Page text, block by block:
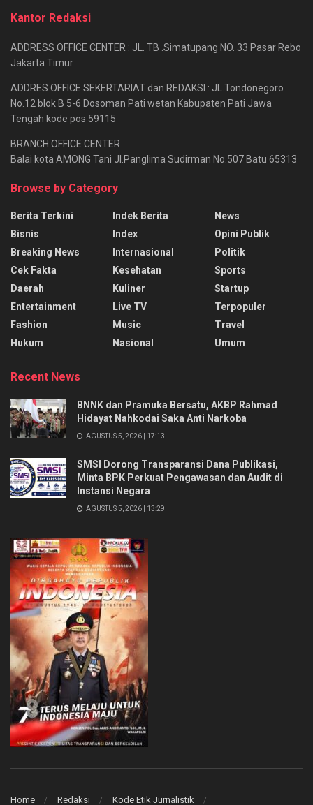
Kantor Redaksi
ADDRESS OFFICE CENTER : JL. TB .Simatupang NO. 33 Pasar Rebo
Jakarta Timur
ADDRES OFFICE SEKERTARIAT dan REDAKSI : JL.Tondonegoro
No.12 blok B 5-6 Dosoman Pati wetan Kabupaten Pati Jawa
Tengah kode pos 59115
BRANCH OFFICE CENTER
Balai kota AMONG Tani Jl.Panglima Sudirman No.507 Batu 65313
Browse by Category
Berita Terkini
Bisnis
Breaking News
Cek Fakta
Daerah
Entertainment
Fashion
Hukum
Indek Berita
Index
Internasional
Kesehatan
Kuliner
Live TV
Music
Nasional
News
Opini Publik
Politik
Sports
Startup
Terpopuler
Travel
Umum
Recent News
BNNK dan Pramuka Bersatu, AKBP Rahmad
Hidayat Nahkodai Saka Anti Narkoba
AGUSTUS 5, 2026 | 17:13
SMSI Dorong Transparansi Dana Publikasi,
Minta BPK Perkuat Pengawasan dan Audit di
Instansi Negara
AGUSTUS 5, 2026 | 13:29
Home Redaksi Kode Etik Jurnalistik